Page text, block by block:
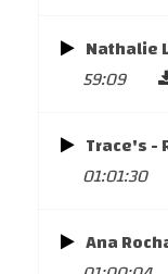
Nathalie
59:09
Trace's -
01:01:30
Ana